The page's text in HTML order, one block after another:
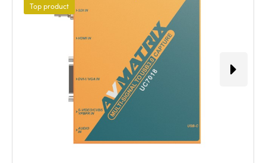
Top product